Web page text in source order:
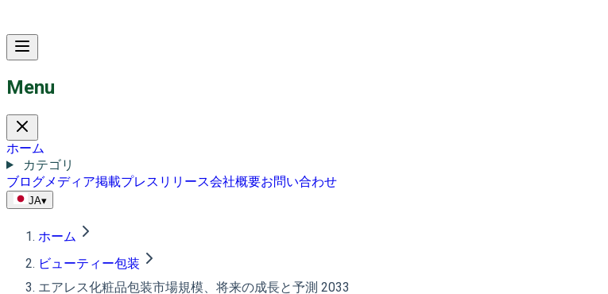
Menu
ホーム
カテゴリ
ブログメディア掲載プレスリリース会社概要お問い合わせ
JA▾
ホーム
ビューティー包装
エアレス化粧品包装市場規模、将来の成長と予測 2033